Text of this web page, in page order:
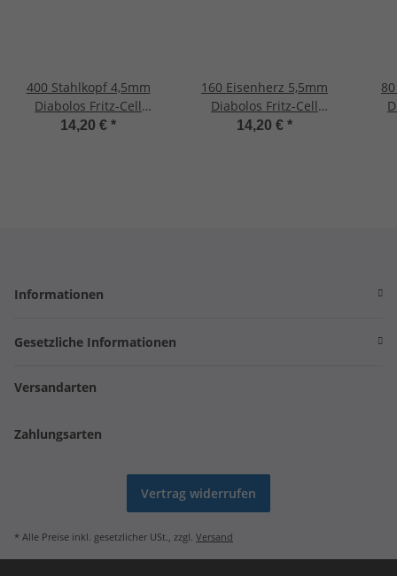
400 Stahlkopf 4,5mm
Diabolos Fritz-Cell
Spitzkopf Luftgewehr
14,20 € *
160 Eisenherz 5,5mm
Diabolos Fritz-Cell
Spitzkopf Luftgewehr
14,20 € *
Informationen
Gesetzliche Informationen
Versandarten
Zahlungsarten
Vertrag widerrufen
* Alle Preise inkl. gesetzlicher USt., zzgl. Versand